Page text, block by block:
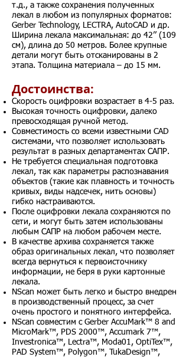
т.д., а также сохранения полученных
лекал в любом из популярных форматов:
Gerber Technology, LECTRA, AutoCAD и др.
Ширина лекала максимальная: до 42’’ (109
см), длина до 50 метров. Более крупные
детали могут быть отсканированы в 2
этапа. Толщина материала – до 15 мм.
Достоинства:
Скорость оцифровки возрастает в 4-5 раз.
Высокая точность оцифровки, далеко
превосходящая ручной метод.
Совместимость со всеми известными CAD
системами, что позволяет использовать
результат в разных департаментах САПР.
Не требуется специальная подготовка
лекал, так как параметры распознавания
объектов (такие как плавность и точность
кривых, виды надсечек, нить основы)
гибко настраиваются.
После оцифровки лекала сохраняются по
сети, и могут быть затем использованы
любым САПР на любом рабочем месте.
В качестве архива сохраняется также
образ оригинальных лекал, что позволяет
всегда вернуться к первоисточнику
информации, не беря в руки картонные
лекала.
NScan может быть легко и быстро внедрен
в производственный процесс, за счет
очень простого и понятного интерфейса.
NScan совместим с Gerber AccuMark™ 8 and
MicroMark™, PDS 2000™, Accumark 7™,
Investronica™, Lectra™, Moda01, OptiTex™,
PAD System™, Polygon™, TukaDesign™,